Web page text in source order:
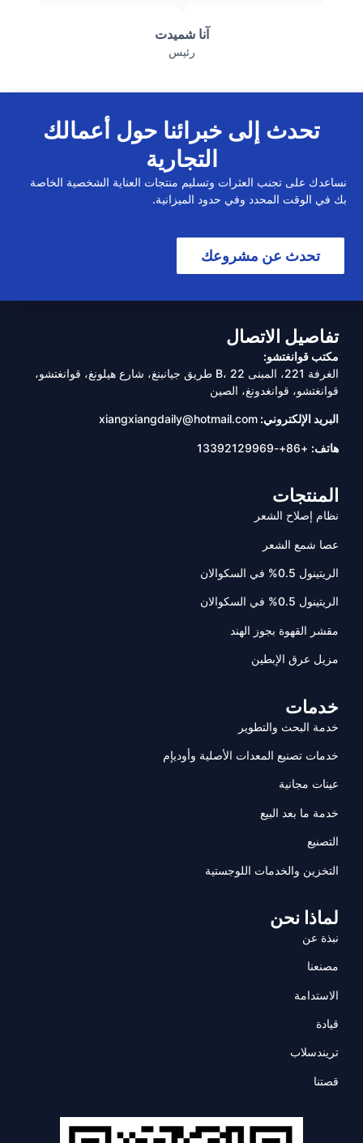
آنا شميدت
رئيس
تحدث إلى خبرائنا حول أعمالك
التجارية
نساعدك على تجنب العثرات وتسليم منتجات العناية الشخصية الخاصة
بك في الوقت المحدد وفي حدود الميزانية.
تحدث عن مشروعك
تفاصيل الاتصال
مكتب قوانغتشو:
الغرفة 221، المبنى B، 22 طريق جيانبنغ، شارع هيلونغ، قوانغتشو،
قوانغتشو، قوانغدونغ، الصين
البريد الإلكتروني: xiangxiangdaily@hotmail.com
هاتف: +86+-13392129969
المنتجات
نظام إصلاح الشعر
عصا شمع الشعر
الريتينول 0.5% في السكوالان
الريتينول 0.5% في السكوالان
مقشر القهوة بجوز الهند
مزيل عرق الإبطين
خدمات
خدمة البحث والتطوير
خدمات تصنيع المعدات الأصلية وأوديإم
عينات مجانية
خدمة ما بعد البيع
التصنيع
التخزين والخدمات اللوجستية
لماذا نحن
نبذة عن
مصنعنا
الاستدامة
قيادة
تريندسلاب
قصتنا